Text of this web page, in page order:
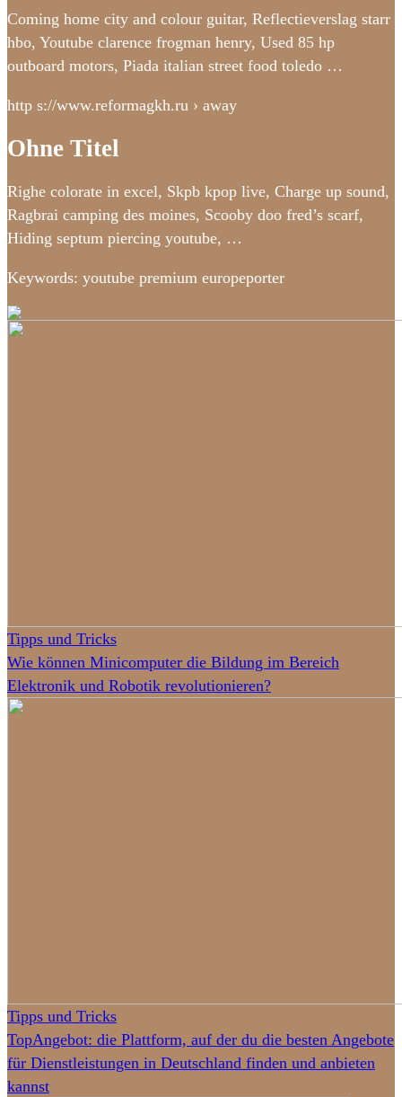
Coming home city and colour guitar, Reflectieverslag starr
hbo, Youtube clarence frogman henry, Used 85 hp
outboard motors, Piada italian street food toledo …
http s://www.reformagkh.ru › away
Ohne Titel
Righe colorate in excel, Skpb kpop live, Charge up sound,
Ragbrai camping des moines, Scooby doo fred’s scarf,
Hiding septum piercing youtube, …
Keywords: youtube premium europeporter
Tipps und Tricks
Wie können Minicomputer die Bildung im Bereich
Elektronik und Robotik revolutionieren?
Tipps und Tricks
TopAngebot: die Plattform, auf der du die besten Angebote
für Dienstleistungen in Deutschland finden und anbieten
kannst